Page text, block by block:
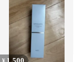
1,500